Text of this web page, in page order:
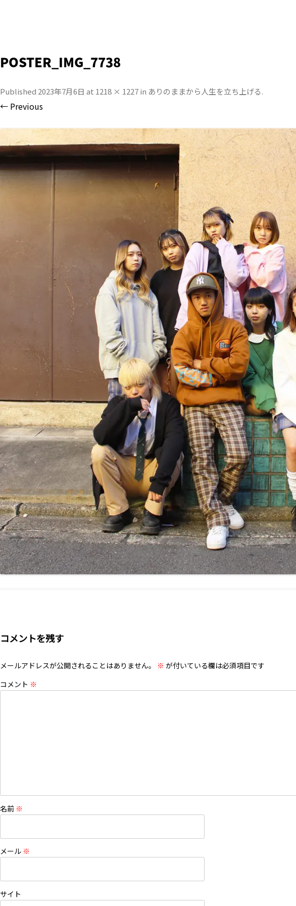
POSTER_IMG_7738
Published 2023年7月6日 at 1218 × 1227in ありのままから人生を立ち上げる.
← Previous
コメントを残す
メールアドレスが公開されることはありません。 ※ が付いている欄は必須項目です
コメント ※
名前 ※
メール ※
サイト